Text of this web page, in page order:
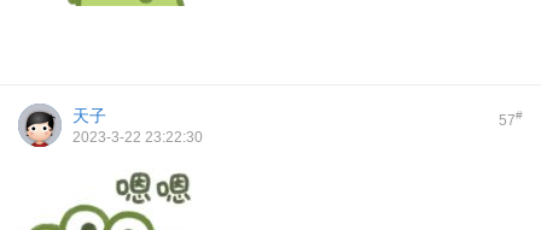
57#
天子
2023-3-22 23:22:30